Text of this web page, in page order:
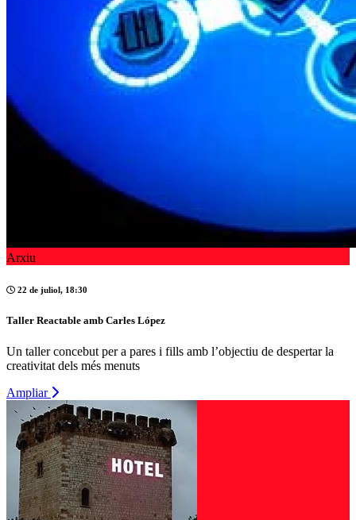
Arxiu
22 de juliol, 18:30
Taller Reactable amb Carles López
Un taller concebut per a pares i fills amb l’objectiu de despertar la
creativitat dels més menuts
Ampliar